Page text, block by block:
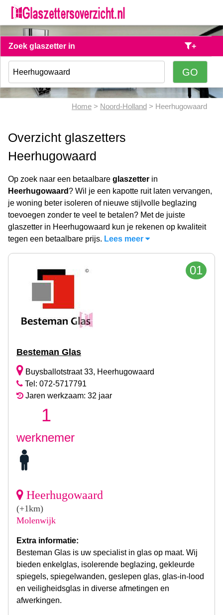
Zoek glaszetter in +
Home > Noord-Holland > Heerhugowaard
Overzicht glaszetters
Heerhugowaard
Op zoek naar een betaalbare glaszetter in
Heerhugowaard? Wil je een kapotte ruit laten vervangen,
je woning beter isoleren of nieuwe stijlvolle beglazing
toevoegen zonder te veel te betalen? Met de juiste
glaszetter in Heerhugowaard kun je rekenen op kwaliteit
tegen een betaalbare prijs. Lees meer
01
Besteman Glas
Buysballotstraat 33, Heerhugowaard
Tel: 072-5717791
Jaren werkzaam: 32 jaar
1
werknemer
Heerhugowaard
(+1km)
Molenwijk
Extra informatie:
Besteman Glas is uw specialist in glas op maat. Wij
bieden enkelglas, isolerende beglazing, gekleurde
spiegels, spiegelwanden, geslepen glas, glas-in-lood
en veiligheidsglas in diverse afmetingen en
afwerkingen.